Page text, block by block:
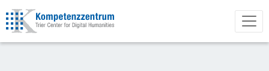
Direkt
zum
Inhalt